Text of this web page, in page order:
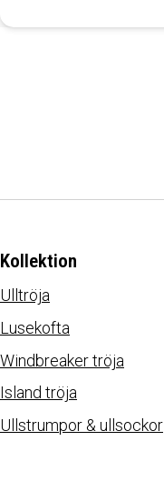
Kollektion
Ulltröja
Lusekofta
Windbreaker tröja
Island tröja
Ullstrumpor & ullsockor